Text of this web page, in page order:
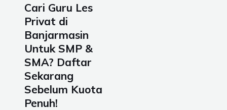
Cari Guru Les
Privat di
Banjarmasin
Untuk SMP &
SMA? Daftar
Sekarang
Sebelum Kuota
Penuh!